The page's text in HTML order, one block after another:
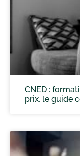
CNED :
prix, le guide